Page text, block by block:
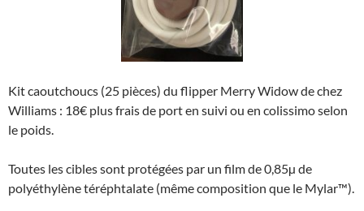
Kit caoutchoucs (25 pièces) du flipper Merry Widow de chez
Williams : 18€ plus frais de port en suivi ou en colissimo selon
le poids.
Toutes les cibles sont protégées par un film de 0,85µ de
polyéthylène téréphtalate (même composition que le Mylar™).